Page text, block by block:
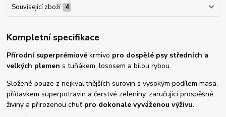
Související zboží 4
Kompletní specifikace
Přírodní superprémiové krmivo pro dospělé psy středních a
velkých plemens tuňákem, lososem a bílou rybou.
Složené pouze z nejkvalitnějších surovin s vysokým podílem masa,
přídavkem superpotravin a čerstvé zeleniny, zaručující prospěšné
živiny a přirozenou chuť pro dokonale vyváženou výživu.